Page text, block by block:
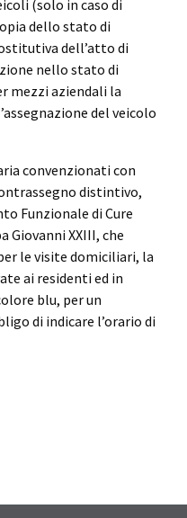
(solo in caso di
dello stato di
dell’atto di
nello stato di
mezzi aziendali la
del veicolo
convenzionati con
distintivo,
Funzionale di Cure
Giovanni XXIII, che
le visite domiciliari, la
ai residenti ed in
blu, per un
di indicare l’orario di